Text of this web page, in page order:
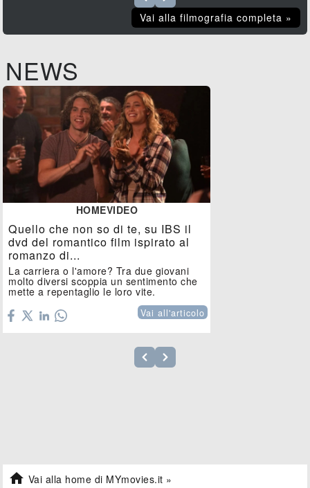
Vai alla filmografia completa »
NEWS
HOMEVIDEO
Quello che non so di te, su IBS il
dvd del romantico film ispirato al
romanzo di...
La carriera o l'amore? Tra due giovani
molto diversi scoppia un sentimento che
mette a repentaglio le loro vite.
Vai all'articolo
 Vai alla home di MYmovies.it »